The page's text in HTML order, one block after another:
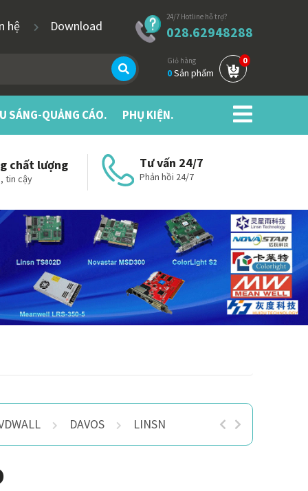
hệ Download
24/7 Hotline hỗ trợ?
028.62948288
Giỏ hàng
0Sản phẩm
0
SÁNG-QUẢNG CÁO. PHỤ KIỆN.
chất lượng
tin cậy
Tư vấn 24/7
Phản hồi 24/7
DAVOS LINSN MAGNIMAGE